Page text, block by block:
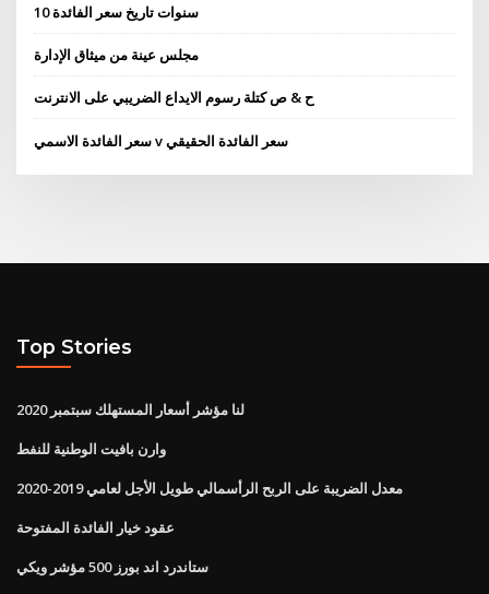
10 سنوات تاريخ سعر الفائدة
مجلس عينة من ميثاق الإدارة
ح & ص كتلة رسوم الايداع الضريبي على الانترنت
سعر الفائدة الاسمي v سعر الفائدة الحقيقي
Top Stories
لنا مؤشر أسعار المستهلك سبتمبر 2020
وارن بافيت الوطنية للنفط
معدل الضريبة على الربح الرأسمالي طويل الأجل لعامي 2019-2020
عقود خيار الفائدة المفتوحة
ستاندرد اند بورز 500 مؤشر ويكي